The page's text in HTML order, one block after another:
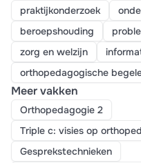
praktijkonderzoek
beroepshouding
zorg en welzijn
orthopedagogische
Meer vakken
Orthopedagogie 2
Triple c: visies op
Gesprekstechnieken